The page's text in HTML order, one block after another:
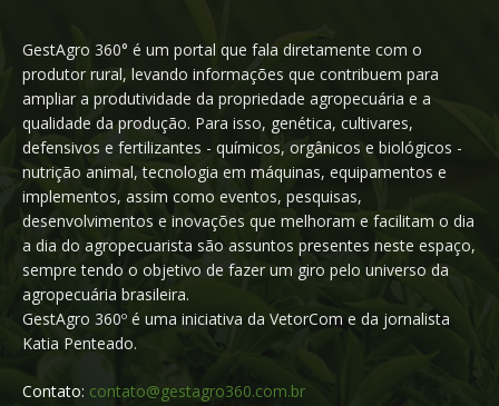
GestAgro 360° é um portal que fala diretamente com o
produtor rural, levando informações que contribuem para
ampliar a produtividade da propriedade agropecuária e a
qualidade da produção. Para isso, genética, cultivares,
defensivos e fertilizantes - químicos, orgânicos e biológicos -
nutrição animal, tecnologia em máquinas, equipamentos e
implementos, assim como eventos, pesquisas,
desenvolvimentos e inovações que melhoram e facilitam o dia
a dia do agropecuarista são assuntos presentes neste espaço,
sempre tendo o objetivo de fazer um giro pelo universo da
agropecuária brasileira.
GestAgro 360º é uma iniciativa da VetorCom e da jornalista
Katia Penteado.
Contato: contato@gestagro360.com.br